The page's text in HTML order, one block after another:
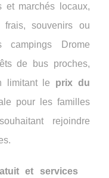
et marchés locaux,
frais, souvenirs ou
campings Drome
de bus proches,
limitant le prix du
pour les familles
rejoindre
et services